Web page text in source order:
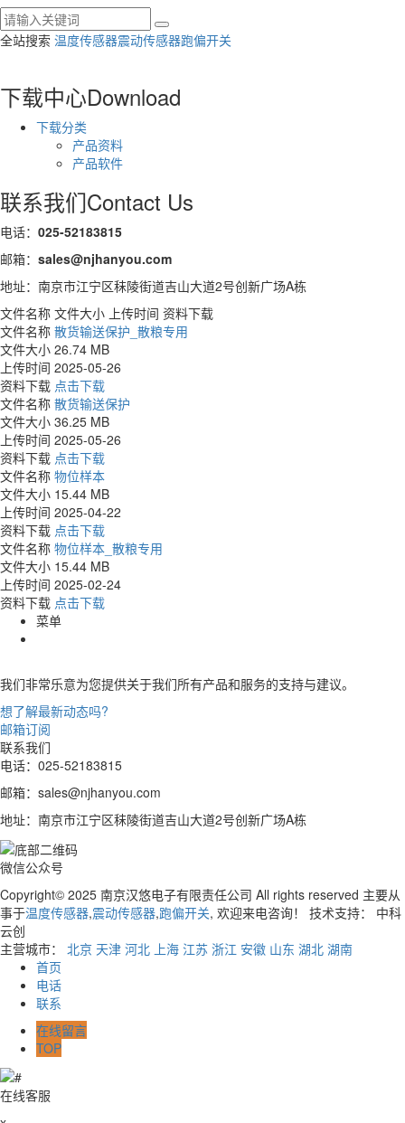
全站搜索 温度传感器震动传感器跑偏开关
下载中心Download
下载分类
产品资料
产品软件
联系我们Contact Us
电话： 025-52183815
邮箱： sales@njhanyou.com
地址：南京市江宁区秣陵街道吉山大道2号创新广场A栋
文件名称 文件大小 上传时间 资料下载
文件名称 散货输送保护_散粮专用
文件大小 26.74 MB
上传时间 2025-05-26
资料下载 点击下载
文件名称 散货输送保护
文件大小 36.25 MB
上传时间 2025-05-26
资料下载 点击下载
文件名称 物位样本
文件大小 15.44 MB
上传时间 2025-04-22
资料下载 点击下载
文件名称 物位样本_散粮专用
文件大小 15.44 MB
上传时间 2025-02-24
资料下载 点击下载
菜单
我们非常乐意为您提供关于我们所有产品和服务的支持与建议。
想了解最新动态吗?
邮箱订阅
联系我们
电话：025-52183815
邮箱：sales@njhanyou.com
地址：南京市江宁区秣陵街道吉山大道2号创新广场A栋
微信公众号
Copyright© 2025 南京汉悠电子有限责任公司 All rights reserved 主要从
事于温度传感器,震动传感器,跑偏开关, 欢迎来电咨询！ 技术支持： 中科
云创
主营城市： 北京 天津 河北 上海 江苏 浙江 安徽 山东 湖北 湖南
首页
电话
联系
在线留言
TOP
在线客服